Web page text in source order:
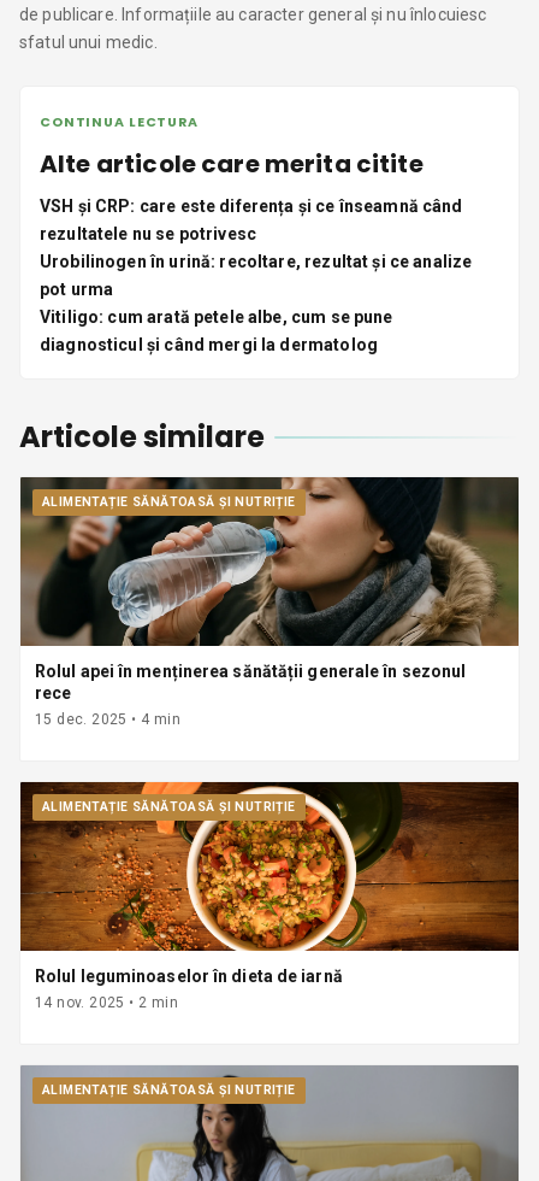
de publicare. Informațiile au caracter general și nu înlocuiesc
sfatul unui medic.
CONTINUA LECTURA
Alte articole care merita citite
VSH și CRP: care este diferența și ce înseamnă când
rezultatele nu se potrivesc
Urobilinogen în urină: recoltare, rezultat și ce analize
pot urma
Vitiligo: cum arată petele albe, cum se pune
diagnosticul și când mergi la dermatolog
Articole similare
ALIMENTAȚIE SĂNĂTOASĂ ȘI NUTRIȚIE
Rolul apei în menținerea sănătății generale în sezonul
rece
15 dec. 2025 • 4 min
ALIMENTAȚIE SĂNĂTOASĂ ȘI NUTRIȚIE
Rolul leguminoaselor în dieta de iarnă
14 nov. 2025 • 2 min
ALIMENTAȚIE SĂNĂTOASĂ ȘI NUTRIȚIE